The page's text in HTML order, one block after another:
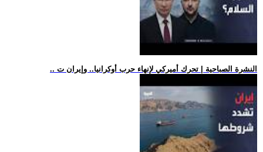
.. النشرة الصباحية | تحرك أميركي لإنهاء حرب أوكرانيا.. وإيران ت